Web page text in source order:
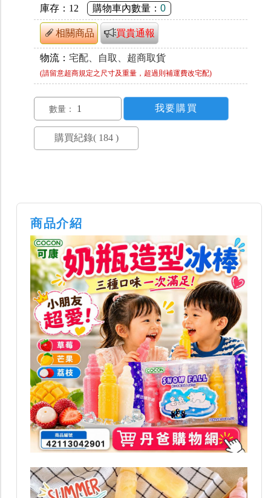
庫存： 12 購物車內數量： 0
相關商品 買貴通報
物流： 宅配、自取、超商取貨
(請留意超商規定之尺寸及重量，超過則補運費改宅配)
數量：
商品介紹